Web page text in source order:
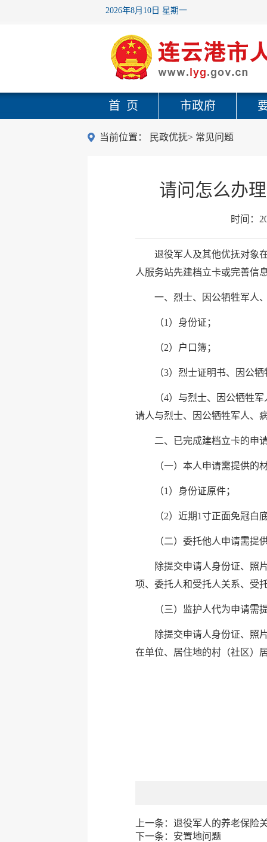
2026年8月10日 星期一
首 页 市政府
当前位置： 民政优抚> 常见问题
请问怎么办
时间：
退役军人及其他优抚对象
人服务站先建档立卡或完善信
一、烈士、因公牺牲军人
（1）身份证；
（2）户口簿；
（3）烈士证明书、因公
（4）与烈士、因公牺牲
请人与烈士、因公牺牲军人、
二、已完成建档立卡的申
（一）本人申请需提供的
（1）身份证原件；
（2）近期1寸正面免冠白
（二）委托他人申请需提
除提交申请人身份证、照
项、委托人和受托人关系、受
（三）监护人代为申请需
除提交申请人身份证、照
在单位、居住地的村（社区）
上一条： 退役军人的养老保险
下一条： 安置地问题